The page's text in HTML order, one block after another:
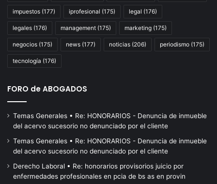
impuestos (177) iprofesional (175) legal (176)
legales (176) management (175) marketing (175)
negocios (175) news (177) noticias (206) periodismo (175)
tecnología (176)
FORO de ABOGADOS
Temas Generales • Re: HONORARIOS - Denuncia de inmueble
del acervo sucesorio no denunciado por el cliente
Temas Generales • Re: HONORARIOS - Denuncia de inmueble
del acervo sucesorio no denunciado por el cliente
Derecho Laboral • Re: honorarios provisorios juicio por
enfermedades profesionales en pcia de bs as en provin